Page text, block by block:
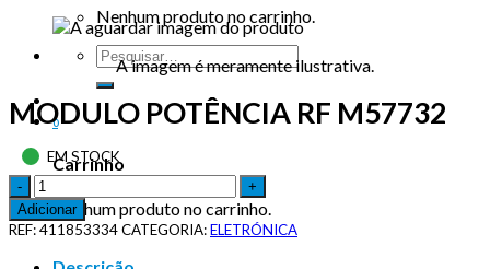
Nenhum produto no carrinho.
0
Carrinho
Nenhum produto no carrinho.
A imagem é meramente ilustrativa.
MODULO POTÊNCIA RF M57732
EM STOCK
Adicionar
REF:411853334CATEGORIA:ELETRÓNICA